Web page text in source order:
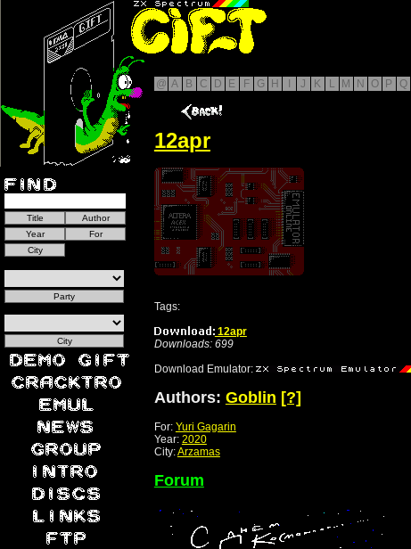
@ A B C D E F G H J K L M N O P Q
12apr
Tags:
12apr
Downloads: 699
Download Emulator:
Authors: Goblin [?]
For: Yuri Gagarin
Year: 2020
City:Arzamas
Forum